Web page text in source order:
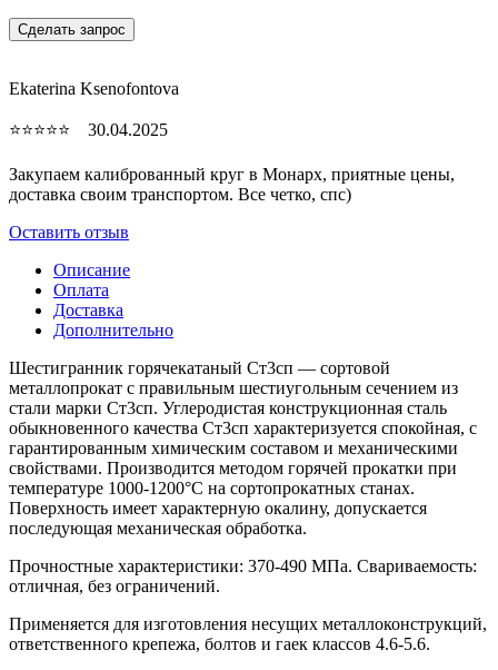
Сделать запрос
Ekaterina Ksenofontova
⭐⭐⭐⭐⭐ 30.04.2025
Закупаем калиброванный круг в Монарх, приятные цены,
доставка своим транспортом. Все четко, спc)
Оставить отзыв
Описание
Оплата
Доставка
Дополнительно
Шестигранник горячекатаный Ст3сп — сортовой
металлопрокат с правильным шестиугольным сечением из
стали марки Ст3сп. Углеродистая конструкционная сталь
обыкновенного качества Ст3сп характеризуется спокойная, с
гарантированным химическим составом и механическими
свойствами. Производится методом горячей прокатки при
температуре 1000-1200°C на сортопрокатных станах.
Поверхность имеет характерную окалину, допускается
последующая механическая обработка.
Прочностные характеристики: 370-490 МПа. Свариваемость:
отличная, без ограничений.
Применяется для изготовления несущих металлоконструкций,
ответственного крепежа, болтов и гаек классов 4.6-5.6.